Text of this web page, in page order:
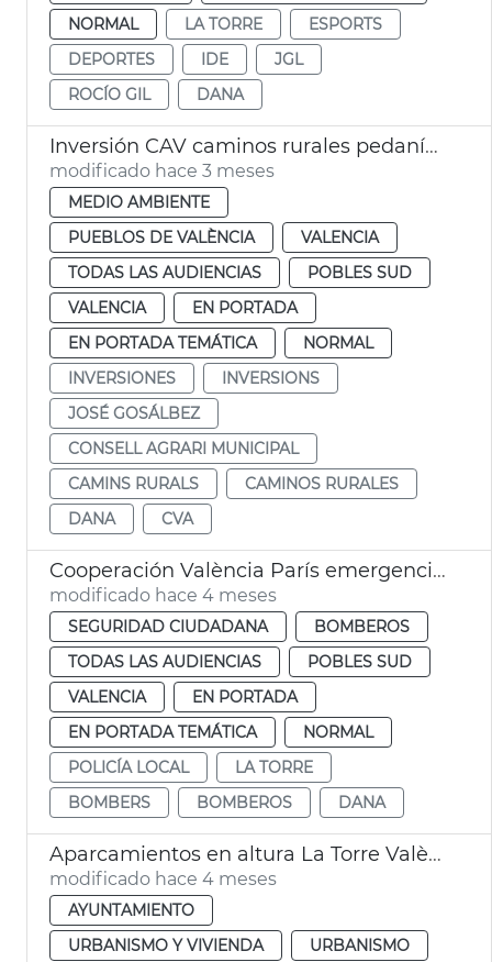
NORMAL
LA TORRE
ESPORTS
DEPORTES
IDE
JGL
ROCÍO GIL
DANA
Inversión CAV caminos rurales pedanías dana València
modificado hace 3 meses
MEDIO AMBIENTE
PUEBLOS DE VALÈNCIA
VALENCIA
TODAS LAS AUDIENCIAS
POBLES SUD
VALENCIA
EN PORTADA
EN PORTADA TEMÁTICA
NORMAL
INVERSIONES
INVERSIONS
JOSÉ GOSÁLBEZ
CONSELL AGRARI MUNICIPAL
CAMINS RURALS
CAMINOS RURALES
DANA
CVA
Cooperación València París emergencias dana
modificado hace 4 meses
SEGURIDAD CIUDADANA
BOMBEROS
TODAS LAS AUDIENCIAS
POBLES SUD
VALENCIA
EN PORTADA
EN PORTADA TEMÁTICA
NORMAL
POLICÍA LOCAL
LA TORRE
BOMBERS
BOMBEROS DANA
Aparcamientos en altura La Torre València
modificado hace 4 meses
AYUNTAMIENTO
URBANISMO Y VIVIENDA
URBANISMO